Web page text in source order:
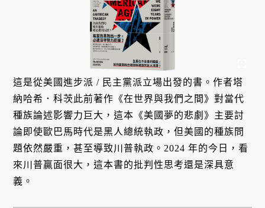
這是從美國進步派 / 民主黨派立場出發的書。作者塔
納哈希．科茨此前著作《在世界與我們之間》對當代
種族論述影響力巨大，這本《美國夢的悲劇》主要討
論即使歐巴馬時代是黑人總統執政，但美國的種族問
題依然嚴重，甚至導致川普執政。2024 年的今日，看
來川普贏面很大，這本書的批判性思考還是深具意
義。